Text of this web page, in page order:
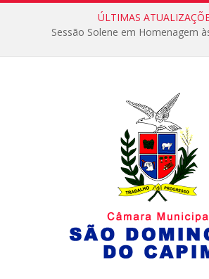
ÚLTIMAS
Sessão Solene em Homenagem